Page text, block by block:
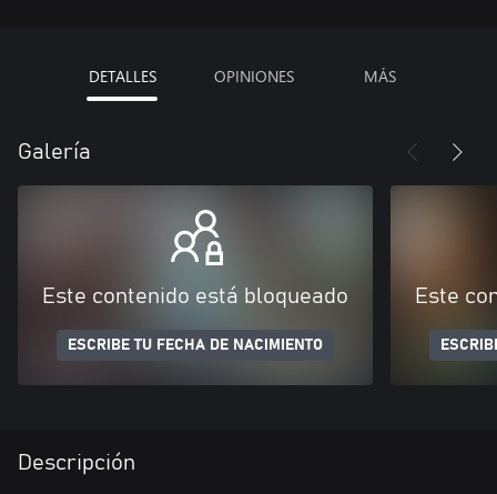
DETALLES OPINIONES MÁS
Galería
Este contenido está bloqueado
ESCRIBE TU FECHA DE NACIMIENTO
Este
Descripción